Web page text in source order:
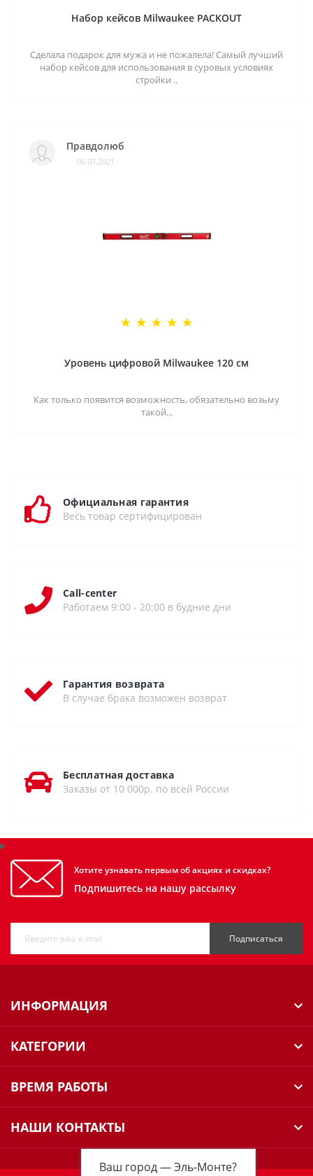
Ваш город —Эль-Монте?
Набор кейсов Milwaukee PACKOUT
Сделала подарок для мужа и не пожалела! Самый лучший
набор кейсов для использования в суровых условиях
стройки ..
Правдолюб
06.07.2021
Уровень цифровой Milwaukee 120 см
Как только появится возможность, обязательно возьму
такой...
Официальная гарантия
Весь товар сертифицирован
Call-center
Работаем 9:00 - 20:00 в будние дни
Гарантия возврата
В случае брака возможен возврат
Бесплатная доставка
Заказы от 10 000р. по всей России
Хотите узнавать первым об акциях и скидках?
Подпишитесь на нашу рассылку
Подписаться
ИНФОРМАЦИЯ
КАТЕГОРИИ
ВРЕМЯ РАБОТЫ
НАШИ КОНТАКТЫ